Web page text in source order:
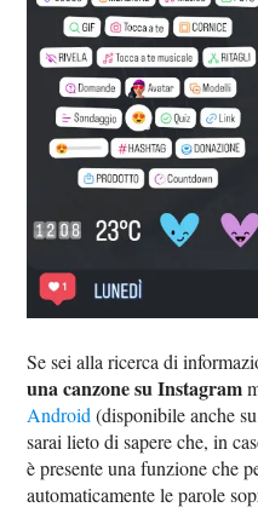
Se sei alla ricerca di
una canzone su Instagram
Android (disponibile anche
sarai lieto di sapere che, in
è presente una funzione che
automaticamente le parole